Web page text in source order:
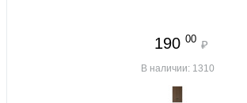
190 00 ₽
В наличии: 1310